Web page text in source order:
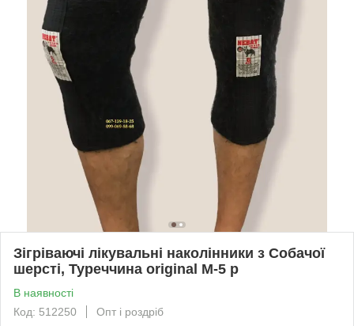
Зігріваючі лікувальні наколінники з Собачої
шерсті, Туреччина original M-5 р
В наявності
Код: 512250
Опт і роздріб